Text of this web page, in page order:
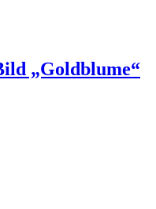
„Goldblume“